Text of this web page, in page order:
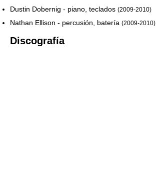
Dustin Dobernig - piano, teclados (2009-2010)
Nathan Ellison - percusión, batería (2009-2010)
Discografía